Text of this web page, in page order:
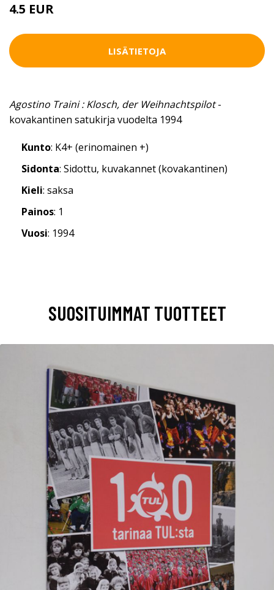
4.5 EUR
LISÄTIETOJA
Agostino Traini : Klosch, der Weihnachtspilot-
kovakantinen satukirja vuodelta 1994
Kunto: K4+ (erinomainen +)
Sidonta: Sidottu, kuvakannet (kovakantinen)
Kieli: saksa
Painos: 1
Vuosi: 1994
SUOSITUIMMAT TUOTTEET